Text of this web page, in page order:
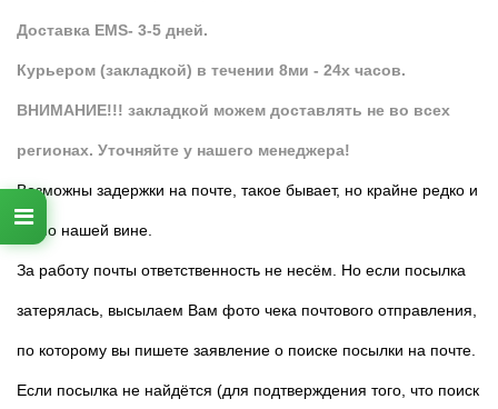
Доставка EMS- 3-5 дней.
Курьером (закладкой) в течении 8ми - 24х часов.
ВНИМАНИЕ!!! закладкой можем доставлять не во всех
регионах. Уточняйте у нашего менеджера!
Возможны задержки на почте, такое бывает, но крайне редко и
не по нашей вине.
За работу почты ответственность не несём. Но если посылка
затерялась, высылаем Вам фото чека почтового отправления,
по которому вы пишете заявление о поиске посылки на почте.
Если посылка не найдётся (для подтверждения того, что поиск